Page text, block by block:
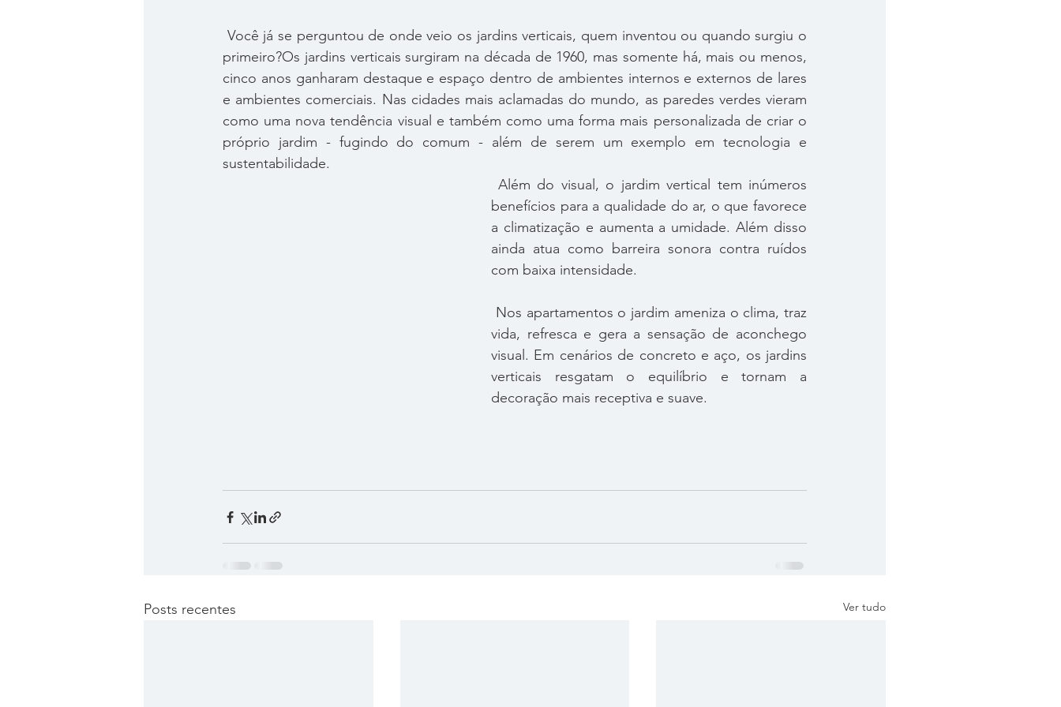
primeiro?Os jardins verticais surgiram na década de 1960, mas somente há, mais ou menos,
cinco anos ganharam destaque e espaço dentro de ambientes internos e externos de lares
e ambientes comerciais. Nas cidades mais aclamadas do mundo, as paredes verdes vieram
como uma nova tendência visual e também como uma forma mais personalizada de criar o
próprio jardim - fugindo do comum - além de serem um exemplo em tecnologia e
sustentabilidade.
benefícios para a qualidade do ar, o que favorece
a climatização e aumenta a umidade. Além disso
ainda atua como barreira sonora contra ruídos
com baixa intensidade.
vida, refresca e gera a sensação de aconchego
visual. Em cenários de concreto e aço, os jardins
verticais resgatam o equilíbrio e tornam a
decoração mais receptiva e suave.
Posts recentes Ver tudo